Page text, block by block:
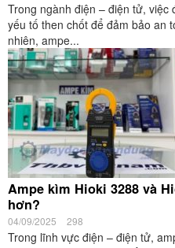
Trong ngành điện – điện tử,
yếu tố then chốt để đảm bảo an
nhiên, ampe...
Ampe kìm Hioki 3288 và
hơn?
04/09/2025 298
Trong lĩnh vực điện – điện tử,